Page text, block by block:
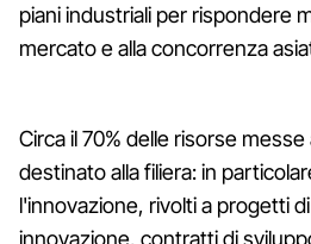
piani industriali per rispondere
mercato e alla concorrenza
Circa il 70% delle risorse
destinato alla filiera: in
l'innovazione, rivolti a progetti
innovazione, contratti di